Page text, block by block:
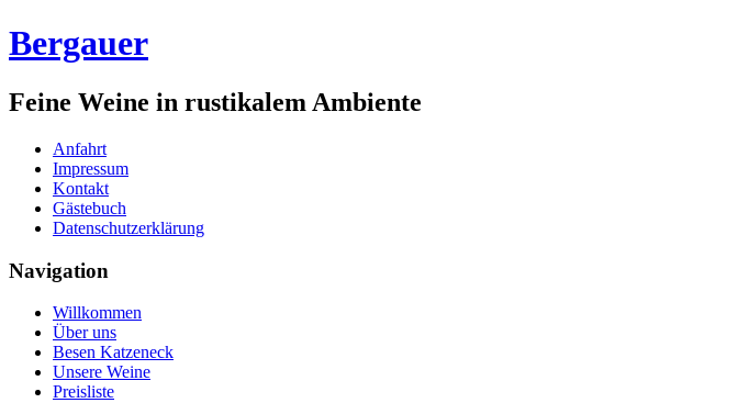
Bergauer
Feine Weine in rustikalem Ambiente
Anfahrt
Impressum
Kontakt
Gästebuch
Datenschutzerklärung
Navigation
Willkommen
Über uns
Besen Katzeneck
Unsere Weine
Preisliste